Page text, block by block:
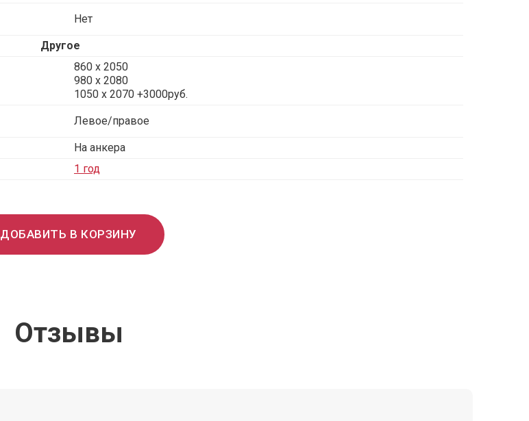
Нет
Другое
860 х 2050
980 x 2080
1050 x 2070 +3000руб.
Левое/правое
На анкера
1 год
ДОБАВИТЬ В КОРЗИНУ
Отзывы